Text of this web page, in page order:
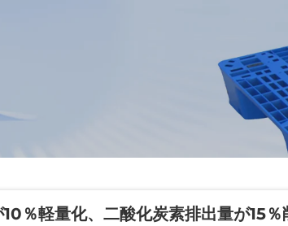
10％軽量化、二酸化炭素排出量が15